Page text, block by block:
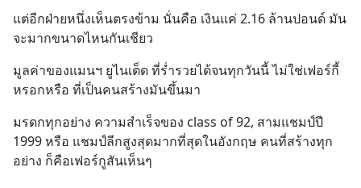
แต่อีกฝ่ายหนึ่งเห็นตรงข้าม นั่นคือ เงินแค่ 2.16 ล้านปอนด์ มัน
จะมากขนาดไหนกันเชียว
มูลค่าของแมนฯ ยูไนเต็ด ที่ร่ำรวยได้จนทุกวันนี้ ไม่ใช่เฟอร์กี้
หรอกหรือ ที่เป็นคนสร้างมันขึ้นมา
มรดกทุกอย่าง ความสำเร็จของ class of 92, สามแชมป์ปี
1999 หรือ แชมป์ลีกสูงสุดมากที่สุดในอังกฤษ คนที่สร้างทุก
อย่าง ก็คือเฟอร์กูสันเห็นๆ